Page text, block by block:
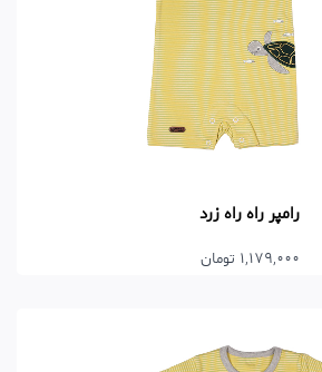
رامپر راه راه زرد
1,179,000 تومان